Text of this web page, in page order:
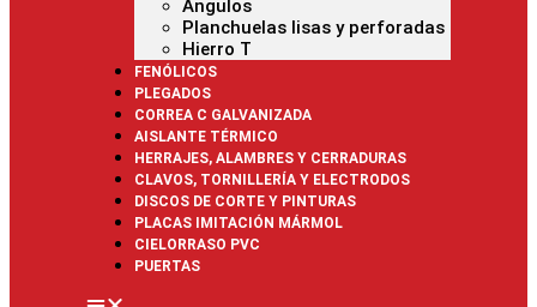
Ángulos
Planchuelas lisas y perforadas
Hierro T
FENÓLICOS
PLEGADOS
CORREA C GALVANIZADA
AISLANTE TÉRMICO
HERRAJES, ALAMBRES Y CERRADURAS
CLAVOS, TORNILLERÍA Y ELECTRODOS
DISCOS DE CORTE Y PINTURAS
PLACAS IMITACIÓN MÁRMOL
CIELORRASO PVC
PUERTAS